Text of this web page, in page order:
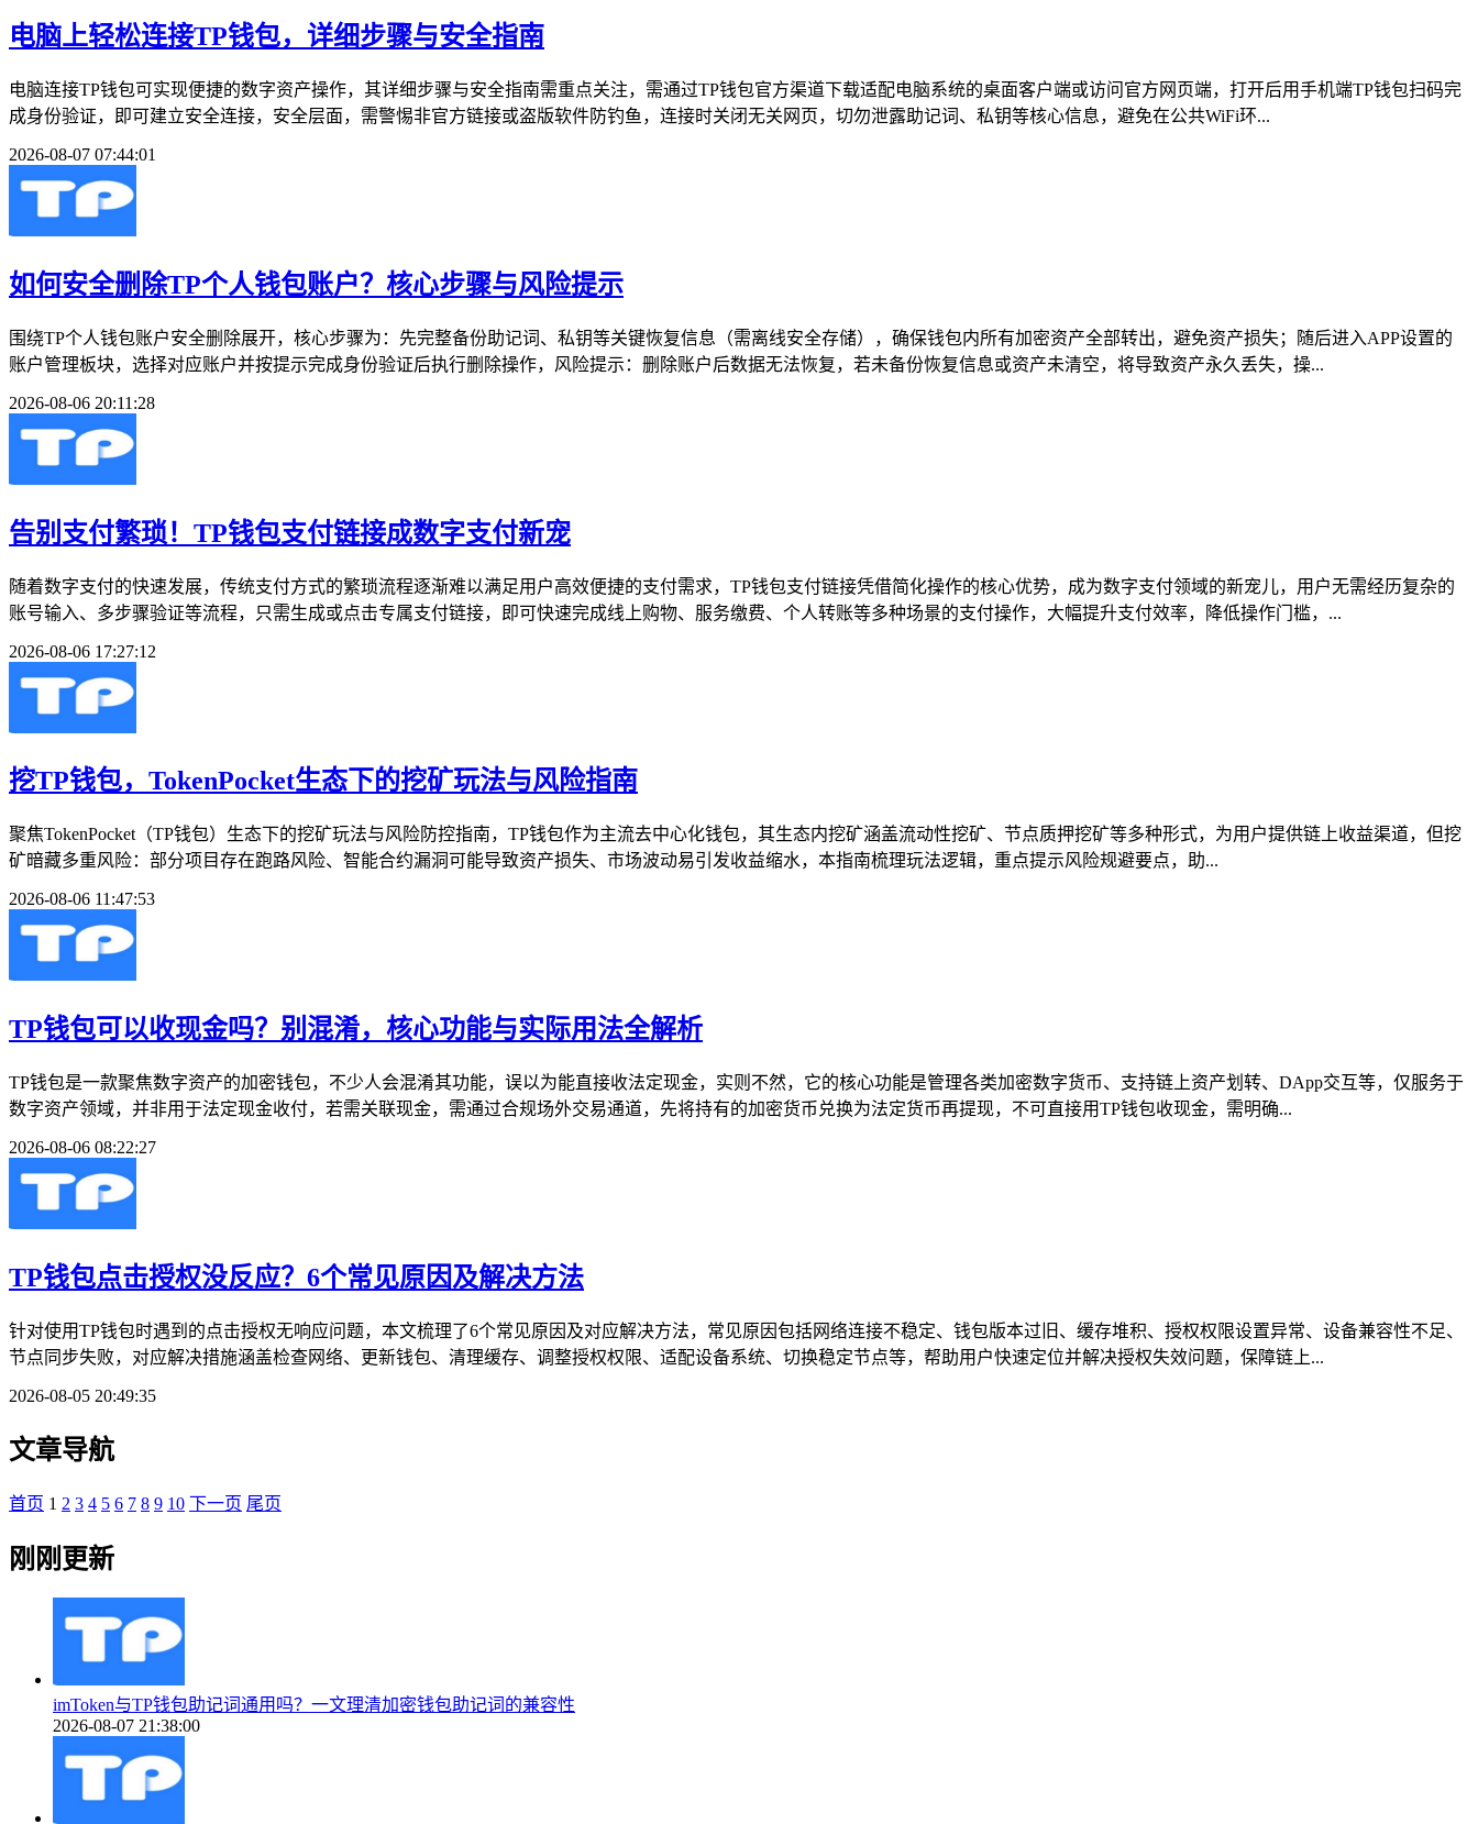
电脑上轻松连接TP钱包，详细步骤与安全指南
电脑连接TP钱包可实现便捷的数字资产操作，其详细步骤与安全指南需重点关注，需通过TP钱包官方渠道下载适配电脑系统的桌面客户端或访问官方网页端，打开后用手机端TP钱包扫码完
成身份验证，即可建立安全连接，安全层面，需警惕非官方链接或盗版软件防钓鱼，连接时关闭无关网页，切勿泄露助记词、私钥等核心信息，避免在公共WiFi环...
2026-08-07 07:44:01
如何安全删除TP个人钱包账户？核心步骤与风险提示
围绕TP个人钱包账户安全删除展开，核心步骤为：先完整备份助记词、私钥等关键恢复信息（需离线安全存储），确保钱包内所有加密资产全部转出，避免资产损失；随后进入APP设置的
账户管理板块，选择对应账户并按提示完成身份验证后执行删除操作，风险提示：删除账户后数据无法恢复，若未备份恢复信息或资产未清空，将导致资产永久丢失，操...
2026-08-06 20:11:28
告别支付繁琐！TP钱包支付链接成数字支付新宠
随着数字支付的快速发展，传统支付方式的繁琐流程逐渐难以满足用户高效便捷的支付需求，TP钱包支付链接凭借简化操作的核心优势，成为数字支付领域的新宠儿，用户无需经历复杂的
账号输入、多步骤验证等流程，只需生成或点击专属支付链接，即可快速完成线上购物、服务缴费、个人转账等多种场景的支付操作，大幅提升支付效率，降低操作门槛，...
2026-08-06 17:27:12
挖TP钱包，TokenPocket生态下的挖矿玩法与风险指南
聚焦TokenPocket（TP钱包）生态下的挖矿玩法与风险防控指南，TP钱包作为主流去中心化钱包，其生态内挖矿涵盖流动性挖矿、节点质押挖矿等多种形式，为用户提供链上收益渠道，但挖
矿暗藏多重风险：部分项目存在跑路风险、智能合约漏洞可能导致资产损失、市场波动易引发收益缩水，本指南梳理玩法逻辑，重点提示风险规避要点，助...
2026-08-06 11:47:53
TP钱包可以收现金吗？别混淆，核心功能与实际用法全解析
TP钱包是一款聚焦数字资产的加密钱包，不少人会混淆其功能，误以为能直接收法定现金，实则不然，它的核心功能是管理各类加密数字货币、支持链上资产划转、DApp交互等，仅服务于
数字资产领域，并非用于法定现金收付，若需关联现金，需通过合规场外交易通道，先将持有的加密货币兑换为法定货币再提现，不可直接用TP钱包收现金，需明确...
2026-08-06 08:22:27
TP钱包点击授权没反应？6个常见原因及解决方法
针对使用TP钱包时遇到的点击授权无响应问题，本文梳理了6个常见原因及对应解决方法，常见原因包括网络连接不稳定、钱包版本过旧、缓存堆积、授权权限设置异常、设备兼容性不足、
节点同步失败，对应解决措施涵盖检查网络、更新钱包、清理缓存、调整授权权限、适配设备系统、切换稳定节点等，帮助用户快速定位并解决授权失效问题，保障链上...
2026-08-05 20:49:35
文章导航
首页 1 2 3 4 5 6 7 8 9 10 下一页 尾页
刚刚更新
imToken与TP钱包助记词通用吗？一文理清加密钱包助记词的兼容性
2026-08-07 21:38:00